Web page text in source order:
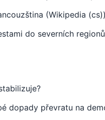
(Wikipedia
do severních
dopady převratu na